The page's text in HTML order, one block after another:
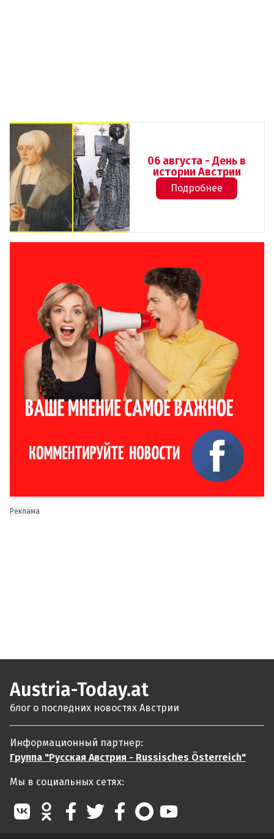
06 августа - День в
истории Австрии
Подробнее
Реклама
Austria-Today.at
блог о последних новостях Австрии
Информационный партнер:
Группа "Русская Австрия - Russisches Österreich"
Мы в социальных сетях: